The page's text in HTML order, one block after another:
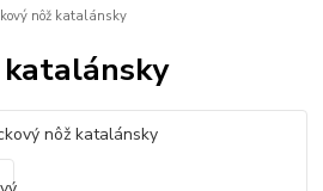
nôž katalánsky
katalánsky